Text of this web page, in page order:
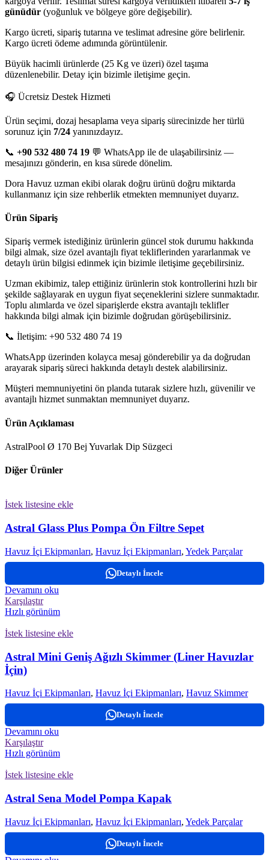
günüdür (yoğunluk ve bölgeye göre değişebilir).
Kargo ücreti, sipariş tutarına ve teslimat adresine göre belirlenir.
Kargo ücreti ödeme adımında görüntülenir.
Büyük hacimli ürünlerde (25 Kg ve üzeri) özel taşıma
düzenlenebilir. Detay için bizimle iletişime geçin.
🎧 Ücretsiz Destek Hizmeti
Ürün seçimi, dozaj hesaplama veya sipariş sürecinizde her türlü
sorunuz için 7/24 yanınızdayız.
📞 +90 532 480 74 19 💬 WhatsApp ile de ulaşabilirsiniz —
mesajınızı gönderin, en kısa sürede dönelim.
Dora Havuz uzman ekibi olarak doğru ürünü doğru miktarda
kullanmanız için size rehberlik etmekten memnuniyet duyarız.
Ürün Sipariş
Sipariş vermek istediğiniz ürünlerin güncel stok durumu hakkında
bilgi almak, size özel avantajlı fiyat tekliflerinden yararlanmak ve
detaylı ürün bilgisi edinmek için bizimle iletişime geçebilirsiniz.
Uzman ekibimiz, talep ettiğiniz ürünlerin stok kontrollerini hızlı bir
şekilde sağlayarak en uygun fiyat seçeneklerini sizlere sunmaktadır.
Toplu alımlarda ve özel siparişlerde ekstra avantajlı teklifler
hakkında bilgi almak için bizimle doğrudan görüşebilirsiniz.
📞 İletişim: +90 532 480 74 19
WhatsApp üzerinden kolayca mesaj gönderebilir ya da doğrudan
arayarak sipariş süreci hakkında detaylı destek alabilirsiniz.
Müşteri memnuniyetini ön planda tutarak sizlere hızlı, güvenilir ve
avantajlı hizmet sunmaktan memnuniyet duyarız.
Ürün Açıklaması
AstralPool Ø 170 Bej Yuvarlak Dip Süzgeci
Diğer Ürünler
İstek listesine ekle
Astral Glass Plus Pompa Ön Filtre Sepet
Havuz İçi Ekipmanları, Havuz İçi Ekipmanları, Yedek Parçalar
Detaylı İncele
Devamını oku
Karşılaştır
Hızlı görünüm
İstek listesine ekle
Astral Mini Geniş Ağızlı Skimmer (Liner Havuzlar
İçin)
Havuz İçi Ekipmanları, Havuz İçi Ekipmanları, Havuz Skimmer
Detaylı İncele
Devamını oku
Karşılaştır
Hızlı görünüm
İstek listesine ekle
Astral Sena Model Pompa Kapak
Havuz İçi Ekipmanları, Havuz İçi Ekipmanları, Yedek Parçalar
Detaylı İncele